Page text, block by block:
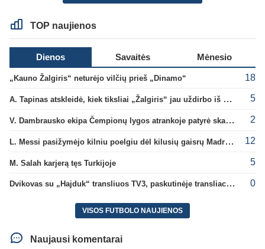
TOP naujienos
Dienos Savaitės Mėnesio
„Kauno Žalgiris“ neturėjo vilčių prieš „Dinamo“ 18
A. Tapinas atskleidė, kiek tiksliai „Žalgiris“ jau uždirbo iš UEFA premijų 5
V. Dambrausko ekipa Čempionų lygos atrankoje patyrė skaudžią nesėkmę 2
L. Messi pasižymėjo kilniu poelgiu dėl kilusių gaisrų Madride 12
M. Salah karjerą tęs Turkijoje 5
Dvikovas su „Hajduk“ transliuos TV3, paskutinėje transliacijoje – nauji rekordai 0
VISOS FUTBOLO NAUJIENOS
Naujausi komentarai